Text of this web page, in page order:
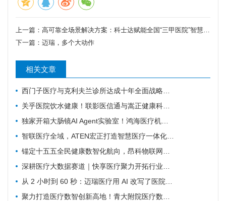
上一篇： 高可靠全场景解决方案：科士达赋能全国“三甲医院”智慧医疗标杆案例
下一篇： 迈瑞，多个大动作
相关文章
西门子医疗与克利夫兰诊所达成十年全面战略协议
关乎医院饮水健康！联影医信通与嵩正健康科技战略合作
独家开箱大肠镜AI Agent实验室！鸿海医疗机器人成开刀房新要角
智联医疗全域，ATEN宏正打造智慧医疗一体化连接解决方案
锚定十五五全民健康数智化航向，昂科物联网全域技术筑牢智慧医院数字底座
深耕医疗大数据赛道｜快享医疗聚力开拓行业新价值
从 2 小时到 60 秒：迈瑞医疗用 AI 改写了医院最累科室的工作方式
聚力打造医疗数智创新高地！青大附院医疗数智联合实验室正式启用